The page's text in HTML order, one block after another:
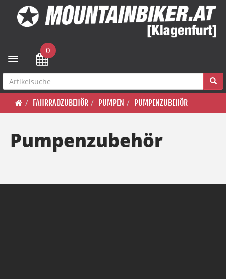
Toggle navigation
0
FAHRRADZUBEHÖR PUMPEN PUMPENZUBEHÖR
Pumpenzubehör